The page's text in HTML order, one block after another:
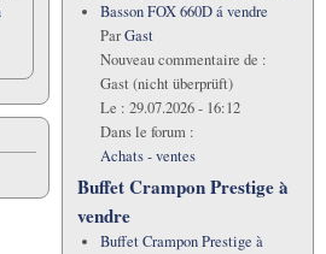
Basson FOX 660D á vendre
ParGast
Nouveau commentaire de :
Gast (nicht überprüft)
Le : 29.07.2026 - 16:12
Dans le forum :
Achats - ventes
Buffet Crampon Prestige à
vendre
Buffet Crampon Prestige à